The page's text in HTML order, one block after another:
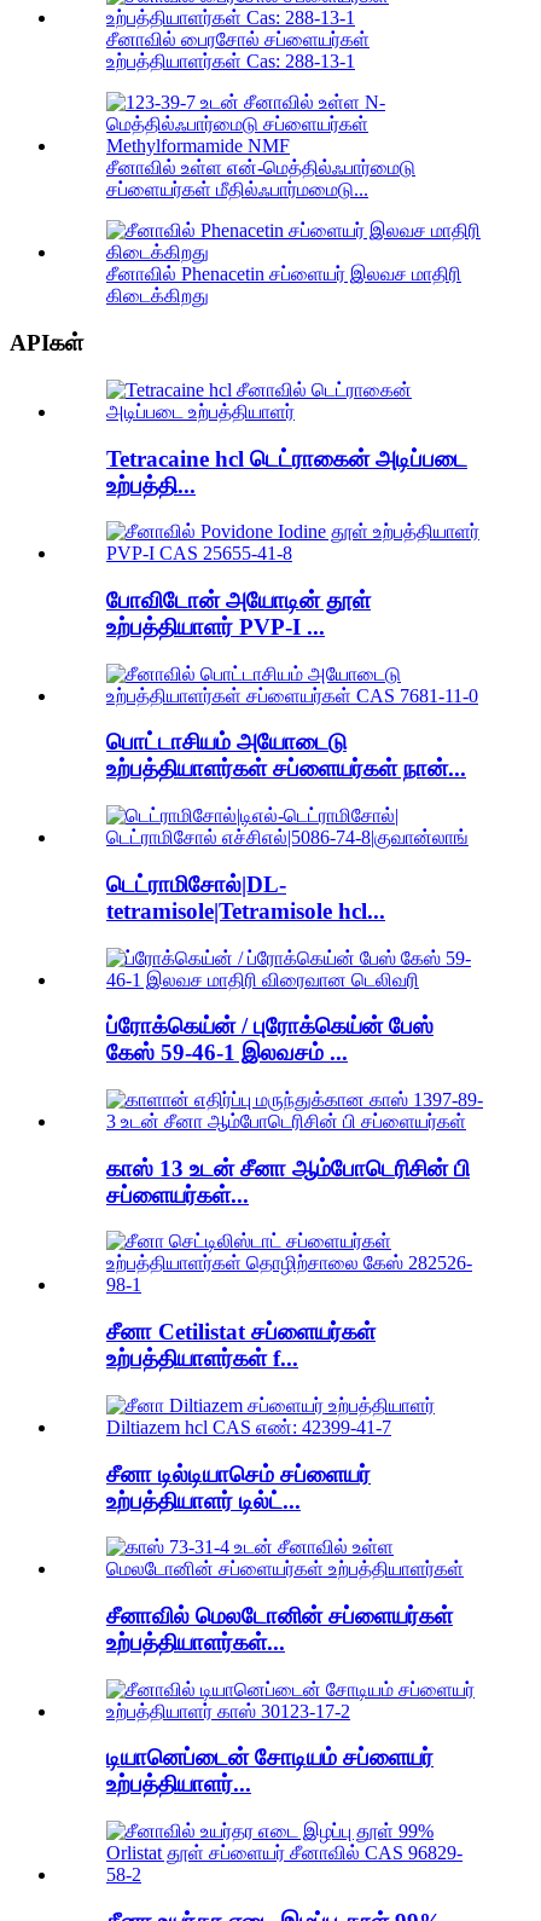
சீனாவில் பைரசோல் சப்ளையர்கள்
உற்பத்தியாளர்கள் Cas: 288-13-1
சீனாவில் உள்ள என்-மெத்தில்ஃபார்மைடு
சப்ளையர்கள் மீதில்ஃபார்மமைடு...
சீனாவில் Phenacetin சப்ளையர் இலவச மாதிரி
கிடைக்கிறது
APIகள்
Tetracaine hcl டெட்ராகைன் அடிப்படை
உற்பத்தி...
போவிடோன் அயோடின் தூள்
உற்பத்தியாளர் PVP-I ...
பொட்டாசியம் அயோடைடு
உற்பத்தியாளர்கள் சப்ளையர்கள் நான்...
டெட்ராமிசோல்|DL-
tetramisole|Tetramisole hcl...
ப்ரோக்கெய்ன் / புரோக்கெய்ன் பேஸ்
கேஸ் 59-46-1 இலவசம் ...
காஸ் 13 உடன் சீனா ஆம்போடெரிசின் பி
சப்ளையர்கள்...
சீனா Cetilistat சப்ளையர்கள்
உற்பத்தியாளர்கள் f...
சீனா டில்டியாசெம் சப்ளையர்
உற்பத்தியாளர் டில்ட்...
சீனாவில் மெலடோனின் சப்ளையர்கள்
உற்பத்தியாளர்கள்...
டியானெப்டைன் சோடியம் சப்ளையர்
உற்பத்தியாளர்...